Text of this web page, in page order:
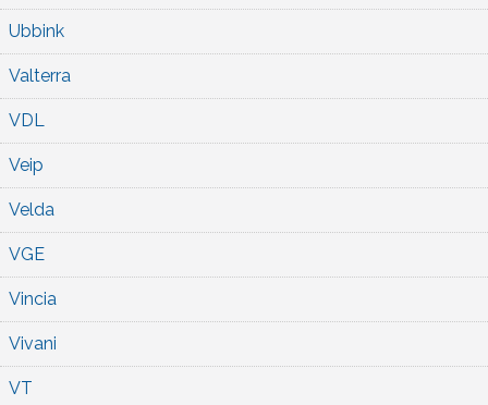
Ubbink
Valterra
VDL
Veip
Velda
VGE
Vincia
Vivani
VT